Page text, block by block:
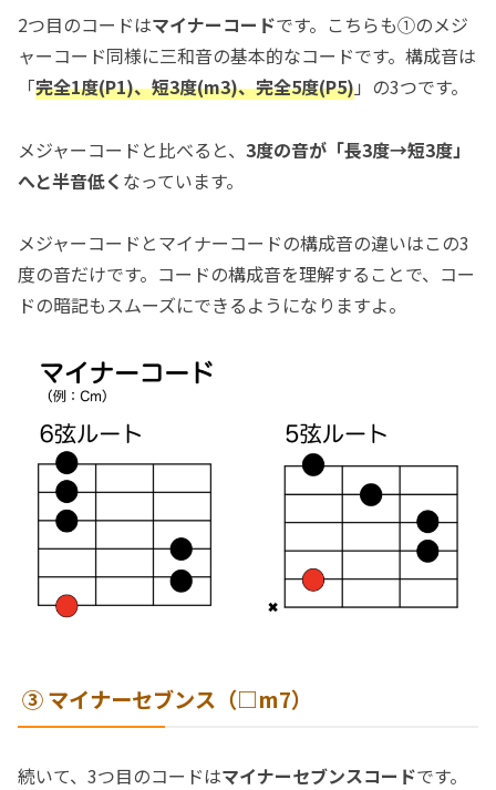
2つ目のコードはマイナーコードです。こちらも①のメジ
ャーコード同様に三和音の基本的なコードです。構成音は
「完全1度(P1)、短3度(m3)、完全5度(P5)」の3つです。
メジャーコードと比べると、 3度の音が「長3度→短3度」
へと半音低く なっています。
メジャーコードとマイナーコードの構成音の違いはこの3
度の音だけです。コードの構成音を理解することで、コー
ドの暗記もスムーズにできるようになりますよ。
③ マイナーセブンス（□m7）
続いて、3つ目のコードはマイナーセブンスコードです。